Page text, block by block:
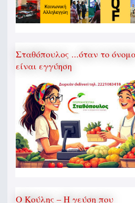
Σταθόπουλος ...όταν το
είναι εγγύηση
Ο Κούλης – Η γεύση που